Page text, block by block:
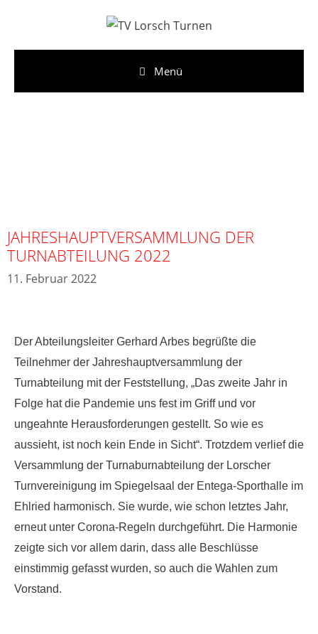
Menü
JAHRESHAUPTVERSAMMLUNG DER
TURNABTEILUNG 2022
11. Februar 2022
Der Abteilungsleiter Gerhard Arbes begrüßte die
Teilnehmer der Jahreshauptversammlung der
Turnabteilung mit der Feststellung, „Das zweite Jahr in
Folge hat die Pandemie uns fest im Griff und vor
ungeahnte Herausforderungen gestellt. So wie es
aussieht, ist noch kein Ende in Sicht“. Trotzdem verlief die
Versammlung der Turnaburnabteilung der Lorscher
Turnvereinigung im Spiegelsaal der Entega-Sporthalle im
Ehlried harmonisch. Sie wurde, wie schon letztes Jahr,
erneut unter Corona-Regeln durchgeführt. Die Harmonie
zeigte sich vor allem darin, dass alle Beschlüsse
einstimmig gefasst wurden, so auch die Wahlen zum
Vorstand.